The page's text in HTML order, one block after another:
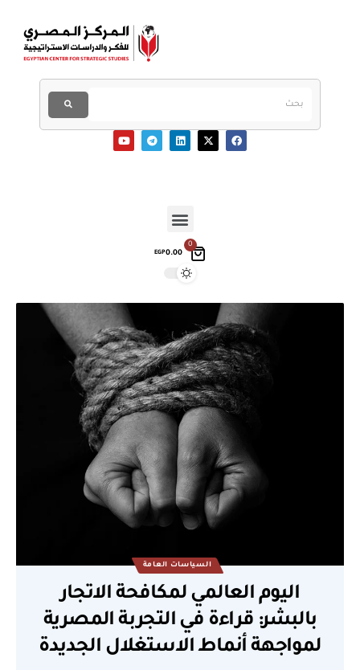
0
EGP0.00
السياسات العامة
اليوم العالمي لمكافحة الاتجار
بالبشر: قراءة في التجربة المصرية
لمواجهة أنماط الاستغلال الجديدة